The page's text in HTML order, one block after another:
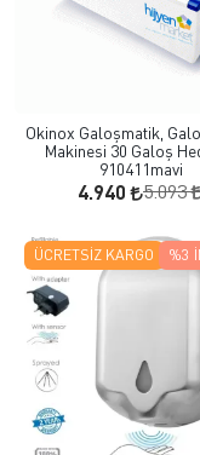
Okinox Galoşmatik,
Makinesi 30 Galoş
910411mavi
4.940 5.093
ÜCRETSIZ KARGO %3